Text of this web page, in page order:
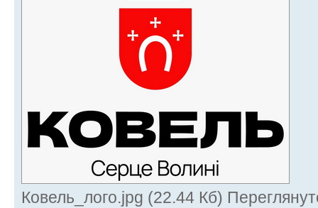
Ковель_лого.jpg (22.44 Кб)